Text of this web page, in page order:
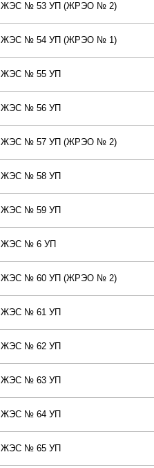
ЖЭС № 53 УП (ЖPЭО № 2)
ЖЭС № 54 УП (ЖPЭО № 1)
ЖЭС № 55 УП
ЖЭС № 56 УП
ЖЭС № 57 УП (ЖPЭО № 2)
ЖЭС № 58 УП
ЖЭС № 59 УП
ЖЭС № 6 УП
ЖЭС № 60 УП (ЖPЭО № 2)
ЖЭС № 61 УП
ЖЭС № 62 УП
ЖЭС № 63 УП
ЖЭС № 64 УП
ЖЭС № 65 УП